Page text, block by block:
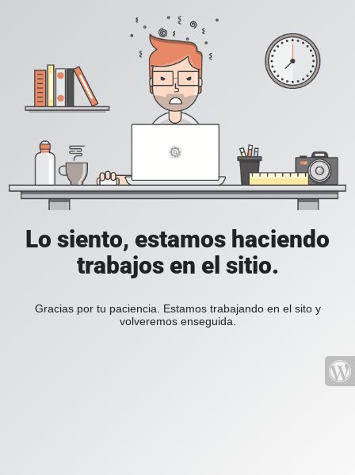
Lo siento, estamos haciendo
trabajos en el sitio.
Gracias por tu paciencia. Estamos trabajando en el sito y
volveremos enseguida.